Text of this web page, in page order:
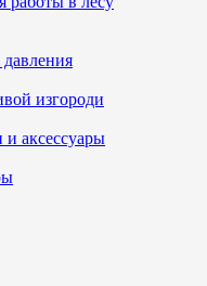
изгороди
аксессуары